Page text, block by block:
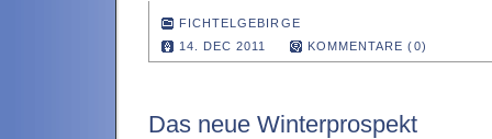
FICHTELGEBIRGE
14. DEC 2011
KOMMENTARE (0)
Das neue Winterprospekt